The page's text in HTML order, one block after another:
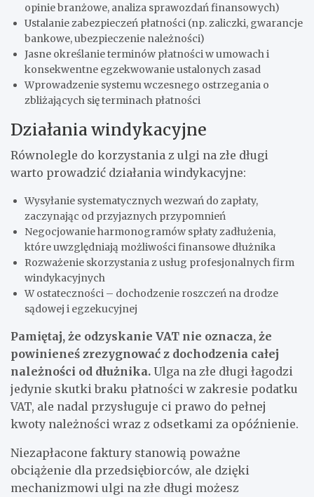
opinie branżowe, analiza sprawozdań finansowych)
Ustalanie zabezpieczeń płatności (np. zaliczki, gwarancje
bankowe, ubezpieczenie należności)
Jasne określanie terminów płatności w umowach i
konsekwentne egzekwowanie ustalonych zasad
Wprowadzenie systemu wczesnego ostrzegania o
zbliżających się terminach płatności
Działania windykacyjne
Równolegle do korzystania z ulgi na złe długi
warto prowadzić działania windykacyjne:
Wysyłanie systematycznych wezwań do zapłaty,
zaczynając od przyjaznych przypomnień
Negocjowanie harmonogramów spłaty zadłużenia,
które uwzględniają możliwości finansowe dłużnika
Rozważenie skorzystania z usług profesjonalnych firm
windykacyjnych
W ostateczności – dochodzenie roszczeń na drodze
sądowej i egzekucyjnej
Pamiętaj, że odzyskanie VAT nie oznacza, że
powinieneś zrezygnować z dochodzenia całej
należności od dłużnika. Ulga na złe długi łagodzi
jedynie skutki braku płatności w zakresie podatku
VAT, ale nadal przysługuje ci prawo do pełnej
kwoty należności wraz z odsetkami za opóźnienie.
Niezapłacone faktury stanowią poważne
obciążenie dla przedsiębiorców, ale dzięki
mechanizmowi ulgi na złe długi możesz